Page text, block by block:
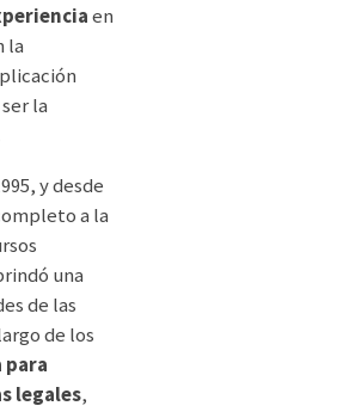
en
la
la
y desde
a la
una
de las
de los
para
legales,